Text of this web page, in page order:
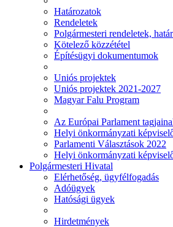
Határozatok
Rendeletek
Polgármesteri rendeletek,
Kötelező közzététel
Építésügyi dokumentumok
Uniós projektek
Uniós projektek 2021-2027
Magyar Falu Program
Az Európai Parlament
Helyi önkormányzati
Parlamenti Választások 2022
Helyi önkormányzati
Polgármesteri Hivatal
Elérhetőség, ügyfélfogadás
Adóügyek
Hatósági ügyek
Hirdetmények